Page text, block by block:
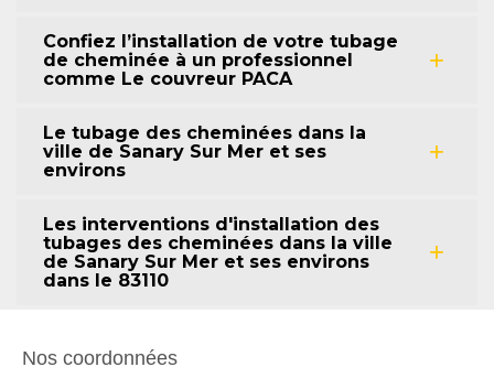
Confiez l’installation de votre tubage
de cheminée à un professionnel
comme Le couvreur PACA
Le tubage des cheminées dans la
ville de Sanary Sur Mer et ses
environs
Les interventions d'installation des
tubages des cheminées dans la ville
de Sanary Sur Mer et ses environs
dans le 83110
Nos coordonnées